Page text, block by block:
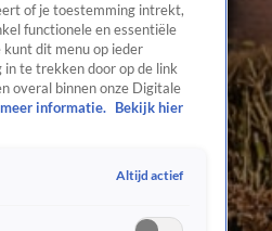
of je toestemming intrekt,
functionele en essentiële
kunt dit menu op ieder
in te trekken door op de link
overal binnen onze Digitale
informatie.
Bekijk hier
Altijd actief